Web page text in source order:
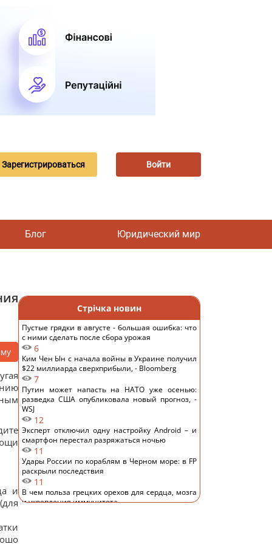
Зарегистрироваться Войти
Блог Юридический мир
и
Стрічка новин
Пустые грядки в августе - большая ошибка: что
с ними сделать после сбора урожая
6
Ким Чен Ын с начала войны в Украине получил
$22 миллиарда сверхприбыли, - Bloomberg
7
Путин может напасть на НАТО уже осенью:
разведка США опубликовала новый прогноз, -
WSJ
12
Эксперт отключил одну настройку Android – и
смартфон перестал разряжаться ночью
11
Удары России по кораблям в Черном море: в FP
раскрыли последствия
11
В чем польза грецких орехов для сердца, мозга
и укрепления иммунитета